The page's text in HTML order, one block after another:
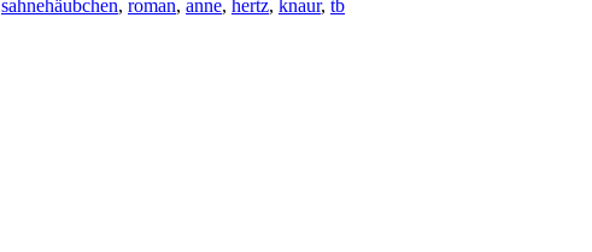
sahnehäubchen, roman, anne, hertz, knaur, tb